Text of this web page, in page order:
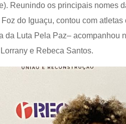
Reunindo os principais nomes
do Iguaçu, contou com
da Luta Pela Paz– acompanhou
e Rebeca Santos.